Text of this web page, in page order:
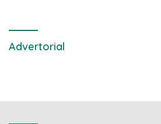
Advertorial